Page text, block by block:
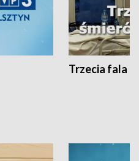
Trzecia fala -